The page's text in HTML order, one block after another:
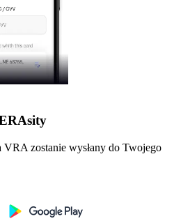
VRA zostanie wysłany do Twojego